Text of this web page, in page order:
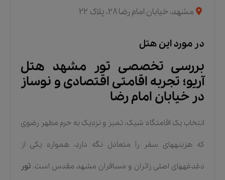
مشهد، خیابان امام رضا ۲۸، پلاک ۲۲
در مورد این هتل
بررسی تخصصی تور مشهد هتل
آریو؛ تجربه اقامتی اقتصادی و نوساز
در خیابان امام رضا
انتخاب یک اقامتگاه شیک، تمیز و نزدیک به حرم مطهر رضوی
که هزینههای سفر را متعادل نگه دارد، همواره یکی از
دغدغههای اصلی زائران و مسافران مشهد مقدس است. تور